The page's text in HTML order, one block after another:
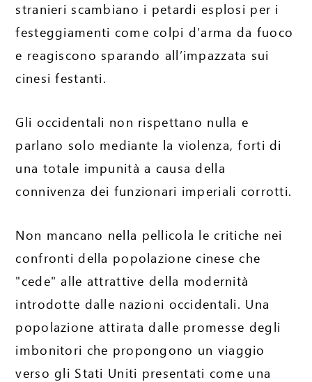
stranieri scambiano i petardi esplosi per i
festeggiamenti come colpi d’arma da fuoco
e reagiscono sparando all’impazzata sui
cinesi festanti.
Gli occidentali non rispettano nulla e
parlano solo mediante la violenza, forti di
una totale impunità a causa della
connivenza dei funzionari imperiali corrotti.
Non mancano nella pellicola le critiche nei
confronti della popolazione cinese che
"cede" alle attrattive della modernità
introdotte dalle nazioni occidentali. Una
popolazione attirata dalle promesse degli
imbonitori che propongono un viaggio
verso gli Stati Uniti presentati come una